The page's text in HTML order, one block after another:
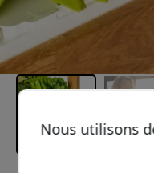
Nous utilisons